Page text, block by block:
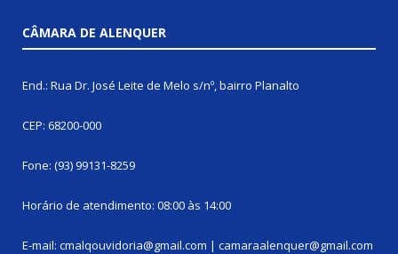
CÂMARA DE ALENQUER
End.: Rua Dr. José Leite de Melo s/nº, bairro Planalto
CEP: 68200-000
Fone: (93) 99131-8259
Horário de atendimento: 08:00 às 14:00
E-mail: cmalqouvidoria@gmail.com | camaraalenquer@gmail.com